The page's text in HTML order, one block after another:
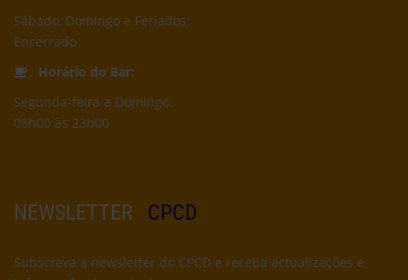
Sábado, Domingo e Feriados:
Encerrado
Horário do Bar:
Segunda-feira a Domingo:
08h00 às 23h00
NEWSLETTER CPCD
Subscreva a newsletter do CPCD e receba actualizações e